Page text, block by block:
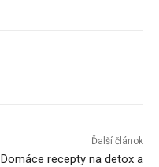
Ďalší článok
Domáce recepty na detox a